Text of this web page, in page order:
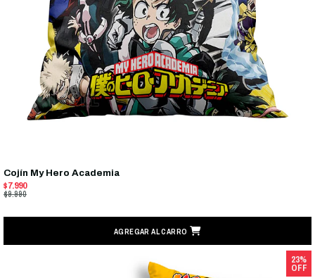
Cojín My Hero Academia
$7.990
$9.990
AGREGAR AL CARRO
23%
OFF